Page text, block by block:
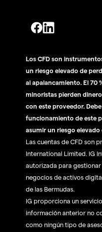
Los CFD son
un riesgo elevado de
al apalancamiento. El 70
minoristas pierden
con este proveedor.
funcionamiento de este
asumir un riesgo
Las cuentas de CFD son
International Limited. IG
autorizada para
negocios de activos
de las Bermudas.
IG proporciona un
información anterior no
como ningún tipo de